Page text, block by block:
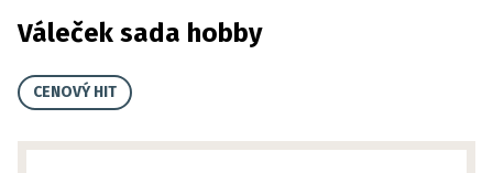
Váleček sada hobby
CENOVÝ HIT